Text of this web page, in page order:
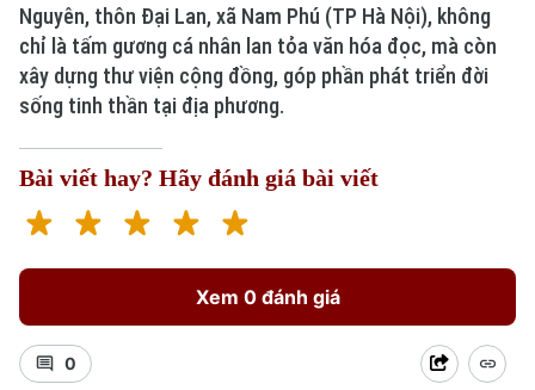
Xu hướng
Nguyên, thôn Đại Lan, xã Nam Phú (TP Hà Nội), không
chỉ là tấm gương cá nhân lan tỏa văn hóa đọc, mà còn
xây dựng thư viện cộng đồng, góp phần phát triển đời
sống tinh thần tại địa phương.
Bài viết hay? Hãy đánh giá bài viết
Xem 0 đánh giá
0